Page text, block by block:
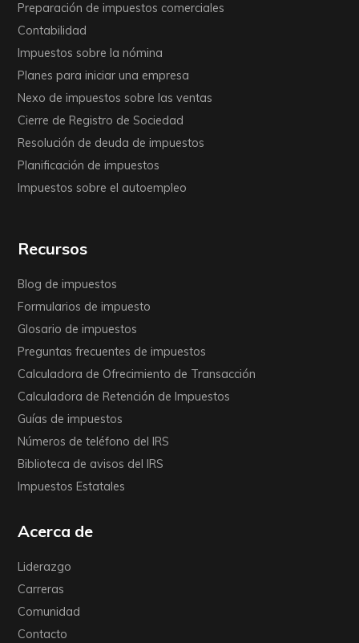
Preparación de impuestos comerciales
Contabilidad
Impuestos sobre la nómina
Planes para iniciar una empresa
Nexo de impuestos sobre las ventas
Cierre de Registro de Sociedad
Resolución de deuda de impuestos
Planificación de impuestos
Impuestos sobre el autoempleo
Recursos
Blog de impuestos
Formularios de impuesto
Glosario de impuestos
Preguntas frecuentes de impuestos
Calculadora de Ofrecimiento de Transacción
Calculadora de Retención de Impuestos
Guías de impuestos
Números de teléfono del IRS
Biblioteca de avisos del IRS
Impuestos Estatales
Acerca de
Liderazgo
Carreras
Comunidad
Contacto